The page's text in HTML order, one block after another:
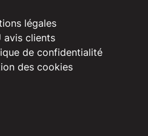
légales
avis clients
de confidentialité
des cookies